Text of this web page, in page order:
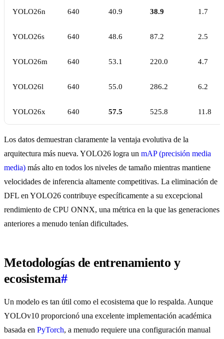
YOLO26n 640 40.9 38.9 1.7
YOLO26s 640 48.6 87.2 2.5
YOLO26m 640 53.1 220.0 4.7
YOLO26l 640 55.0 286.2 6.2
YOLO26x 640 57.5 525.8 11.8
Los datos demuestran claramente la ventaja evolutiva de la
arquitectura más nueva. YOLO26 logra un mAP (precisión media
media) más alto en todos los niveles de tamaño mientras mantiene
velocidades de inferencia altamente competitivas. La eliminación de
DFL en YOLO26 contribuye específicamente a su excepcional
rendimiento de CPU ONNX, una métrica en la que las generaciones
anteriores a menudo tenían dificultades.
Metodologías de entrenamiento y
ecosistema#
Un modelo es tan útil como el ecosistema que lo respalda. Aunque
YOLOv10 proporcionó una excelente implementación académica
basada en PyTorch, a menudo requiere una configuración manual